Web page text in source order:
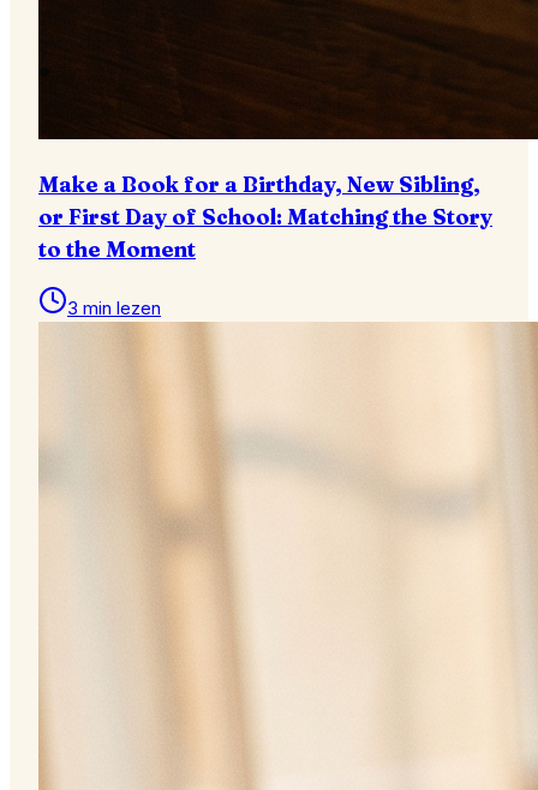
Make a Book for a Birthday, New Sibling,
or First Day of School: Matching the Story
to the Moment
3 min lezen